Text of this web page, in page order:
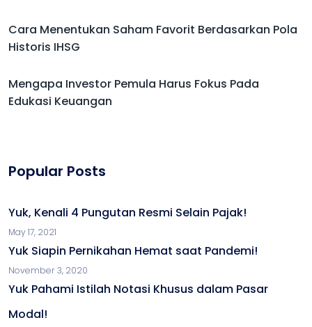
Cara Menentukan Saham Favorit Berdasarkan Pola
Historis IHSG
Mengapa Investor Pemula Harus Fokus Pada
Edukasi Keuangan
Popular Posts
Yuk, Kenali 4 Pungutan Resmi Selain Pajak!
May 17, 2021
Yuk Siapin Pernikahan Hemat saat Pandemi!
November 3, 2020
Yuk Pahami Istilah Notasi Khusus dalam Pasar
Modal!